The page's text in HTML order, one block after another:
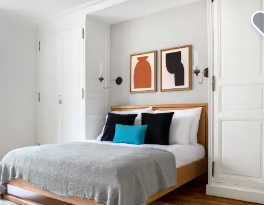
Appartements de 1 chambre les
plus consultés cette semaine.